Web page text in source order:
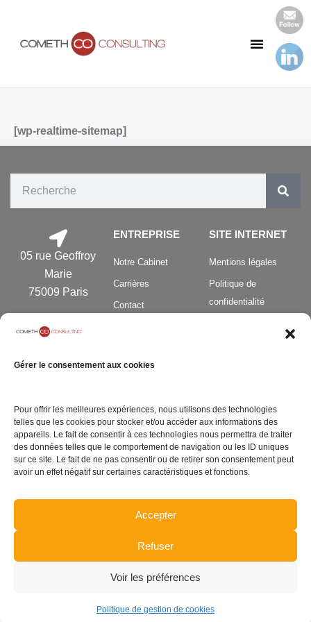
Gérer le consentement aux cookies
Pour offrir les meilleures expériences, nous utilisons des technologies
telles que les cookies pour stocker et/ou accéder aux informations des
appareils. Le fait de consentir à ces technologies nous permettra de traiter
des données telles que le comportement de navigation ou les ID uniques
sur ce site. Le fait de ne pas consentir ou de retirer son consentement peut
avoir un effet négatif sur certaines caractéristiques et fonctions.
Accepter
Refuser
Voir les préférences
Politique de gestion de cookies
[wp-realtime-sitemap]
05 rue Geoffroy
Marie
75009 Paris
ENTREPRISE
Notre Cabinet
Carrières
Contact
SITE INTERNET
Mentions légales
Politique de
confidentialité
TENEZ-VOUS INFORMÉ DE L'ACTUALITÉ
pied de page